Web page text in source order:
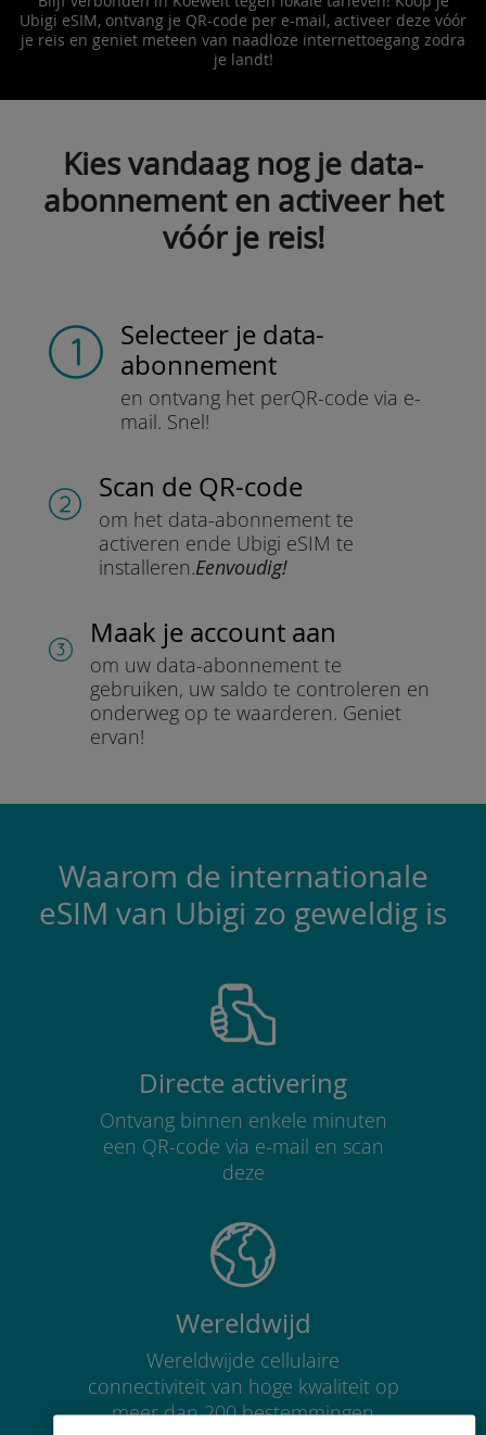
Ubigi eSIM, ontvang je QR-code per e-mail, activeer deze vóór
je reis en geniet meteen van naadloze internettoegang zodra
je landt!
Kies vandaag nog je data-
abonnement en activeer het
vóór je reis!
Selecteer je data-
abonnement
en ontvang het perQR-code via e-
mail. Snel!
Scan de QR-code
om het data-abonnement te
activeren ende Ubigi eSIM te
installeren.Eenvoudig!
Maak je account aan
om uw data-abonnement te
gebruiken, uw saldo te controleren en
onderweg op te waarderen. Geniet
ervan!
Waarom de internationale
eSIM van Ubigi zo geweldig is
Directe activering
Ontvang binnen enkele minuten
een QR-code via e-mail en scan
deze
Wereldwijd
Wereldwijde cellulaire
connectiviteit van hoge kwaliteit op
meer dan 200 bestemmingen